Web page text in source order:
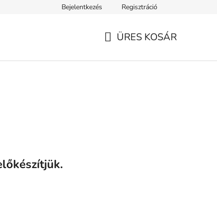
Tanácsok, tippek és érdekességek
Bejelentkezés Regisztráció
ÜRES KOSÁR